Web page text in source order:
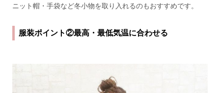
ニット帽・手袋など冬小物を取り入れるのもおすすめです。
服装ポイント②最高・最低気温に合わせる